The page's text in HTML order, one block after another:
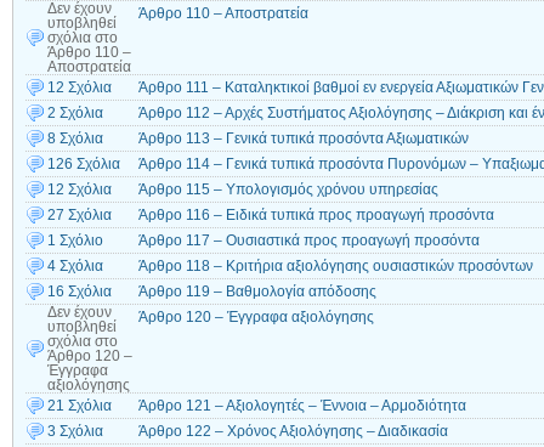
Δεν έχουν
υποβληθεί
σχόλια στο
Άρθρο 110 –
Αποστρατεία
Άρθρο 110 – Αποστρατεία
12 Σχόλια
Άρθρο 111 – Καταληκτικοί βαθμοί εν ενεργεία Αξιωματικών
2 Σχόλια
Άρθρο 112 – Αρχές Συστήματος Αξιολόγησης – Διάκριση και
8 Σχόλια
Άρθρο 113 – Γενικά τυπικά προσόντα Αξιωματικών
126 Σχόλια
Άρθρο 114 – Γενικά τυπικά προσόντα Πυρονόμων –
12 Σχόλια
Άρθρο 115 – Υπολογισμός χρόνου υπηρεσίας
27 Σχόλια
Άρθρο 116 – Ειδικά τυπικά προς προαγωγή προσόντα
1 Σχόλιο
Άρθρο 117 – Ουσιαστικά προς προαγωγή προσόντα
4 Σχόλια
Άρθρο 118 – Κριτήρια αξιολόγησης ουσιαστικών προσόντων
16 Σχόλια
Άρθρο 119 – Βαθμολογία απόδοσης
Δεν έχουν
υποβληθεί
σχόλια στο
Άρθρο 120 –
Έγγραφα
αξιολόγησης
Άρθρο 120 – Έγγραφα αξιολόγησης
21 Σχόλια
Άρθρο 121 – Αξιολογητές – Έννοια – Αρμοδιότητα
3 Σχόλια
Άρθρο 122 – Χρόνος Αξιολόγησης – Διαδικασία